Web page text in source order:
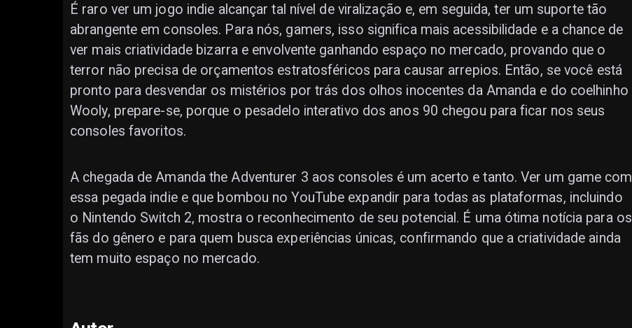
É raro ver um jogo indie alcançar tal nível de viralização e, em seguida, ter um suporte tão
abrangente em consoles. Para nós, gamers, isso significa mais acessibilidade e a chance de
ver mais criatividade bizarra e envolvente ganhando espaço no mercado, provando que o
terror não precisa de orçamentos estratosféricos para causar arrepios. Então, se você está
pronto para desvendar os mistérios por trás dos olhos inocentes da Amanda e do coelhinho
Wooly, prepare-se, porque o pesadelo interativo dos anos 90 chegou para ficar nos seus
consoles favoritos.
A chegada de Amanda the Adventurer 3 aos consoles é um acerto e tanto. Ver um game com
essa pegada indie e que bombou no YouTube expandir para todas as plataformas, incluindo
o Nintendo Switch 2, mostra o reconhecimento de seu potencial. É uma ótima notícia para os
fãs do gênero e para quem busca experiências únicas, confirmando que a criatividade ainda
tem muito espaço no mercado.